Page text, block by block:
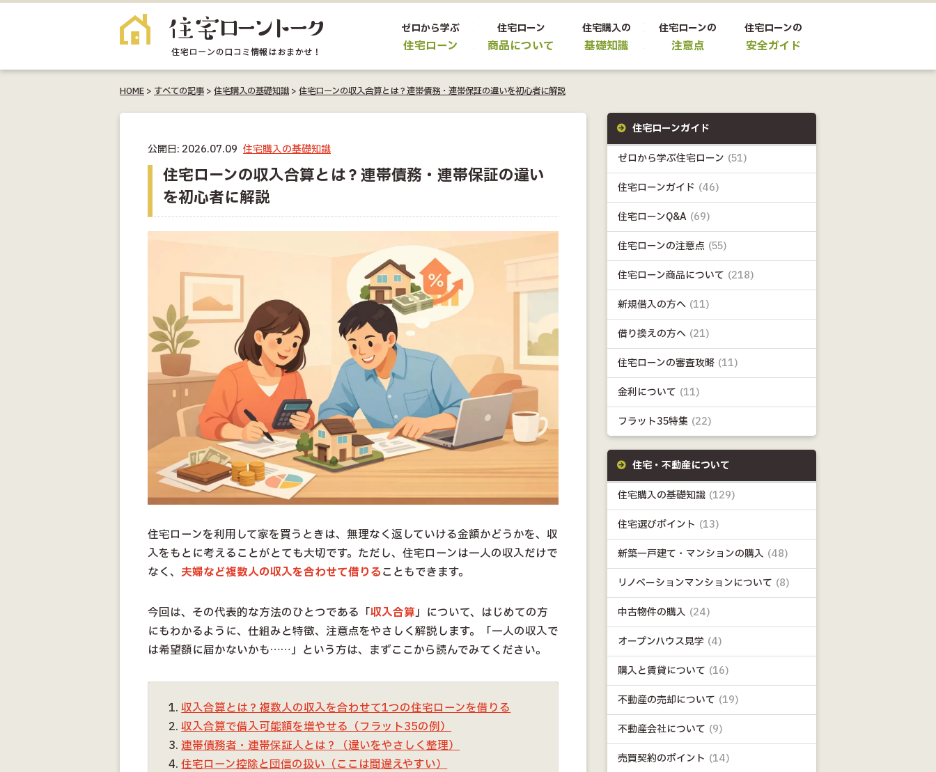
ゼロから学ぶ
住宅ローン
住宅ローン
商品について
住宅購入の
基礎知識
住宅ローンの
注意点
住宅ローンの
安全ガイド
HOME > すべての記事 > 住宅購入の基礎知識 > 住宅ローンの収入合算とは？連帯債務・連帯保証の違いを初心者に解説
公開日: 2026.07.09 住宅購入の基礎知識
住宅ローンの収入合算とは？連帯債務・連帯保証の違い
を初心者に解説
住宅ローンを利用して家を買うときは、無理なく返していける金額かどうかを、収
入をもとに考えることがとても大切です。ただし、住宅ローンは一人の収入だけで
なく、 夫婦など複数人の収入を合わせて借りることもできます。
今回は、その代表的な方法のひとつである「収入合算」について、はじめての方
にもわかるように、仕組みと特徴、注意点をやさしく解説します。「一人の収入で
は希望額に届かないかも……」という方は、まずここから読んでみてください。
収入合算とは？複数人の収入を合わせて1つの住宅ローンを借りる
収入合算で借入可能額を増やせる（フラット35の例）
連帯債務者・連帯保証人とは？（違いをやさしく整理）
住宅ローン控除と団信の扱い（ここは間違えやすい）
住宅ローンガイド
ゼロから学ぶ住宅ローン (51)
住宅ローンガイド (46)
住宅ローンQ&A (69)
住宅ローンの注意点 (55)
住宅ローン商品について (218)
新規借入の方へ (11)
借り換えの方へ (21)
住宅ローンの審査攻略 (11)
金利について (11)
フラット35特集 (22)
住宅・不動産について
住宅購入の基礎知識 (129)
住宅選びポイント (13)
新築一戸建て・マンションの購入 (48)
リノベーションマンションについて (8)
中古物件の購入 (24)
オープンハウス見学 (4)
購入と賃貸について (16)
不動産の売却について (19)
不動産会社について (9)
売買契約のポイント (14)